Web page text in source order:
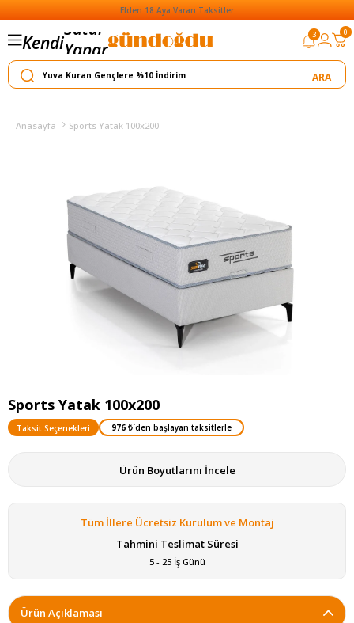
Elden 18 Aya Varan Taksitler
Kendi
Satar
Yapar
3 0
Anasayfa Sports Yatak 100x200
Sports Yatak 100x200
Taksit Seçenekleri 976 ₺`den başlayan taksitlerle
Ürün Boyutlarını İncele
Tüm İllere Ücretsiz Kurulum ve Montaj
Tahmini Teslimat Süresi
5 - 25 İş Günü
Ürün Açıklaması